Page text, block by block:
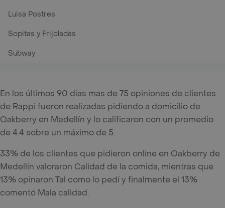
Luisa Postres
Sopitas y Frijoladas
Subway
En los últimos 90 días mas de 75 opiniones de clientes
de Rappi fueron realizadas pidiendo a domicilio de
Oakberry en Medellín y lo calificaron con un promedio
de 4.4 sobre un máximo de 5.
33% de los clientes que pidieron online en Oakberry de
Medellín valoraron Calidad de la comida, mientras que
13% opinaron Tal como lo pedí y finalmente el 13%
comentó Mala calidad.